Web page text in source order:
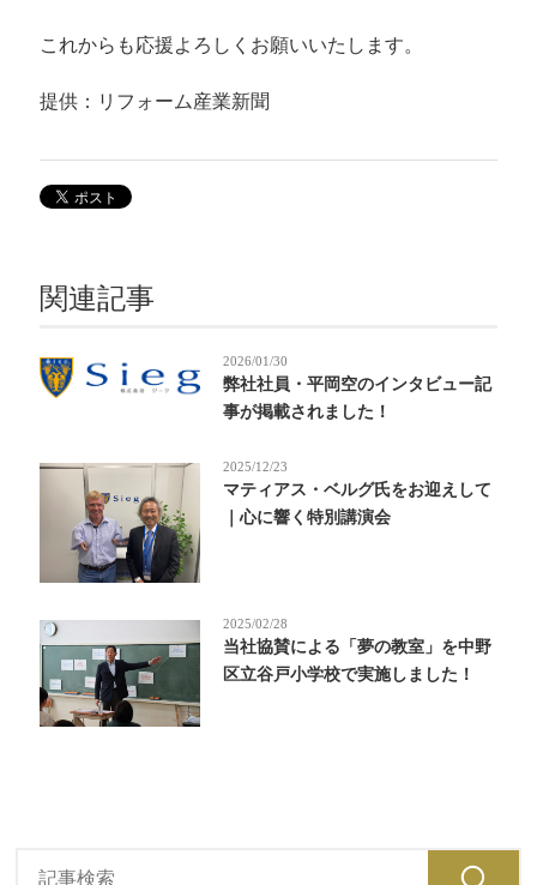
これからも応援よろしくお願いいたします。
提供：リフォーム産業新聞
関連記事
2026/01/30
弊社社員・平岡空のインタビュー記
事が掲載されました！
2025/12/23
マティアス・ベルグ氏をお迎えして
｜心に響く特別講演会
2025/02/28
当社協賛による「夢の教室」を中野
区立谷戸小学校で実施しました！